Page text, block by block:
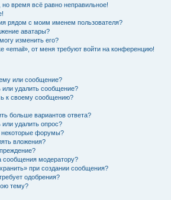
время всё равно неправильное!
рядом с моим именем пользователя?
аватары?
изменить его?
«email», от меня требуют войти на конференцию!
или сообщение?
или удалить сообщение?
к своему сообщению?
больше вариантов ответа?
или удалить опрос?
форумы?
вложения?
сообщения модератору?
при создании сообщения?
одобрения?
тему?